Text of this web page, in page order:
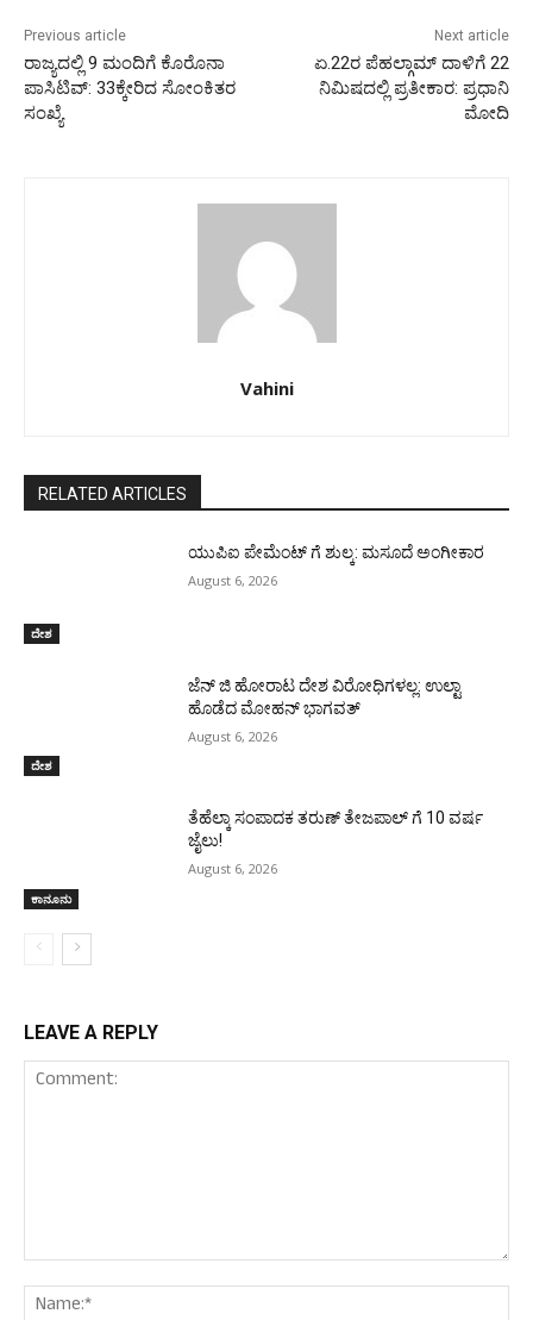
Previous article
ರಾಜ್ಯದಲ್ಲಿ 9 ಮಂದಿಗೆ ಕೊರೊನಾ
ಪಾಸಿಟಿವ್: 33ಕ್ಕೇರಿದ ಸೋಂಕಿತರ
ಸಂಖ್ಯೆ
Next article
ಏ.22ರ ಪೆಹಲ್ಗಾಮ್ ದಾಳಿಗೆ 22
ನಿಮಿಷದಲ್ಲಿ ಪ್ರತೀಕಾರ: ಪ್ರಧಾನಿ
ಮೋದಿ
Vahini
RELATED ARTICLES
ದೇಶ
ಯುಪಿಐ ಪೇಮೆಂಟ್ ಗೆ ಶುಲ್ಕ: ಮಸೂದೆ ಅಂಗೀಕಾರ
August 6, 2026
ದೇಶ
ಜೆನ್ ಜಿ ಹೋರಾಟ ದೇಶ ವಿರೋಧಿಗಳಲ್ಲ: ಉಲ್ಟಾ
ಹೊಡೆದ ಮೋಹನ್ ಭಾಗವತ್
August 6, 2026
ಕಾನೂನು
ತೆಹೆಲ್ಕಾ ಸಂಪಾದಕ ತರುಣ್ ತೇಜಪಾಲ್ ಗೆ 10 ವರ್ಷ
ಜೈಲು!
August 6, 2026
LEAVE A REPLY